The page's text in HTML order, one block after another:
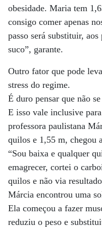
obesidade. Maria tem
consigo comer apenas
passo será substituir,
suco”, garante.
Outro fator que pode
stress do regime.
É duro pensar que não
E isso vale inclusive
professora paulistana
quilos e 1,55 m, chegou
“Sou baixa e qualquer
emagrecer, cortei o
quilos e não via
Márcia encontrou uma
Ela começou a fazer
reduziu o peso e